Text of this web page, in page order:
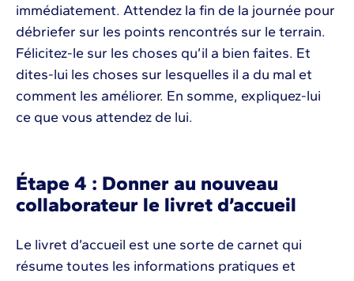
immédiatement. Attendez la fin de la journée pour
débriefer sur les points rencontrés sur le terrain.
Félicitez-le sur les choses qu’il a bien faites. Et
dites-lui les choses sur lesquelles il a du mal et
comment les améliorer. En somme, expliquez-lui
ce que vous attendez de lui.
Étape 4 : Donner au nouveau
collaborateur le livret d’accueil
Le livret d’accueil est une sorte de carnet qui
résume toutes les informations pratiques et